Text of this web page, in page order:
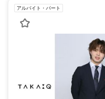
アルバイト・パート